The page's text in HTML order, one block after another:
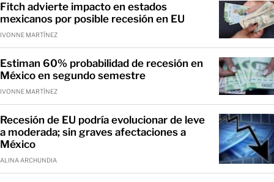
Fitch advierte impacto en estados
mexicanos por posible recesión en EU
IVONNE MARTÍNEZ
Estiman 60% probabilidad de recesión en
México en segundo semestre
IVONNE MARTÍNEZ
Recesión de EU podría evolucionar de leve
a moderada; sin graves afectaciones a
México
ALINA ARCHUNDIA